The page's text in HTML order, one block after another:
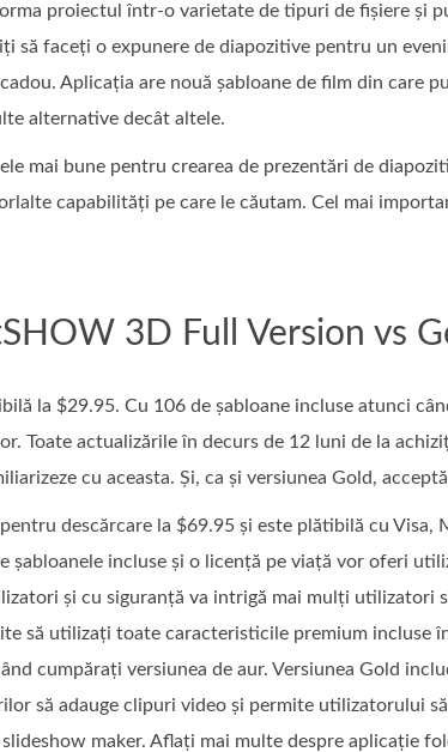
proiectul într-o varietate de tipuri de fișiere și
să faceți o expunere de diapozitive pentru un
Aplicația are nouă șabloane de film din care
alternative decât altele.
mai bune pentru crearea de prezentări de
capabilități pe care le căutam. Cel mai
3D Full Version vs
la $29.95. Cu 106 de șabloane incluse atunci
Toate actualizările în decurs de 12 luni de la
cu aceasta. Și, ca și versiunea Gold,
descărcare la $69.95 și este plătibilă cu Visa,
șabloanele incluse și o licență pe viață vor oferi
și cu siguranță va intrigă mai mulți utilizatori
să utilizați toate caracteristicile premium incluse
cumpărați versiunea de aur. Versiunea Gold
să adauge clipuri video și permite utilizatorului
maker. Aflați mai multe despre aplicație